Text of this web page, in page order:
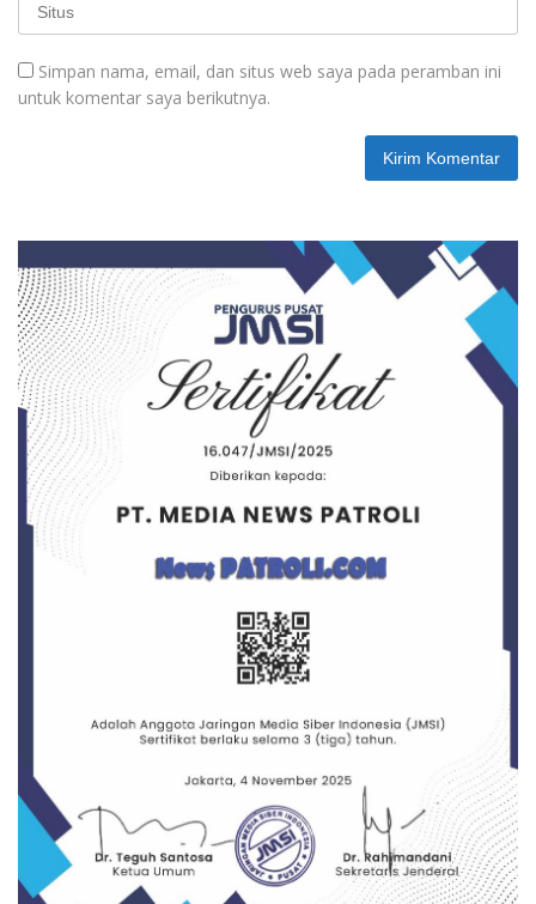
Simpan nama, email, dan situs web saya pada peramban ini
untuk komentar saya berikutnya.